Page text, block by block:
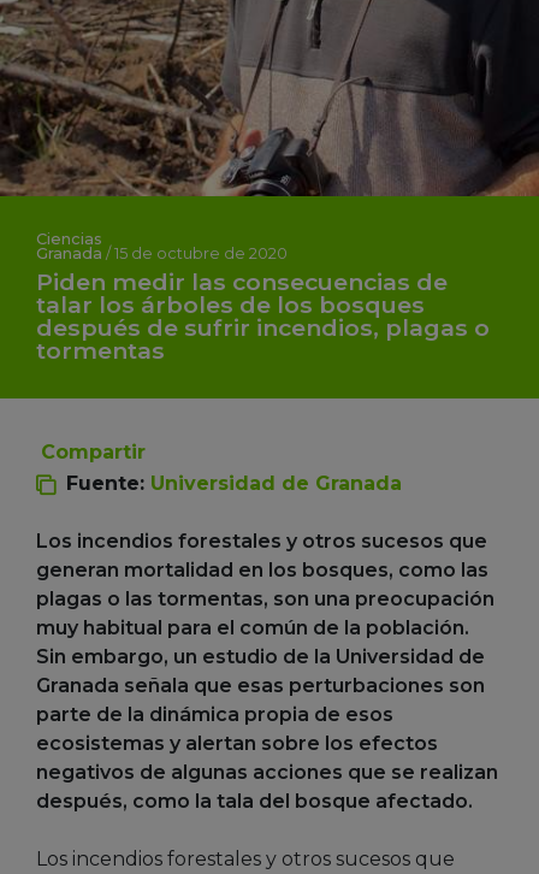
Ciencias
Granada / 15 de octubre de 2020
Piden medir las consecuencias de
talar los árboles de los bosques
después de sufrir incendios, plagas o
tormentas
Compartir
Fuente: Universidad de Granada
Los incendios forestales y otros sucesos que
generan mortalidad en los bosques, como las
plagas o las tormentas, son una preocupación
muy habitual para el común de la población.
Sin embargo, un estudio de la Universidad de
Granada señala que esas perturbaciones son
parte de la dinámica propia de esos
ecosistemas y alertan sobre los efectos
negativos de algunas acciones que se realizan
después, como la tala del bosque afectado.
Los incendios forestales y otros sucesos que